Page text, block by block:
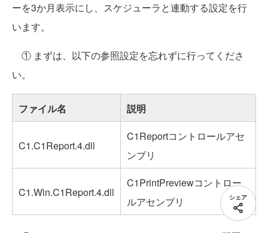
ーを3か月表示にし、スケジューラと連動する設定を行
います。
① まずは、以下の参照設定を忘れずに行ってくださ
い。
ファイル名 説明
C1.C1Report.4.dll
C1Reportコントロールアセ
ンブリ
C1.Win.C1Report.4.dll
C1PrintPreviewコントロー
ルアセンブリ
シェア